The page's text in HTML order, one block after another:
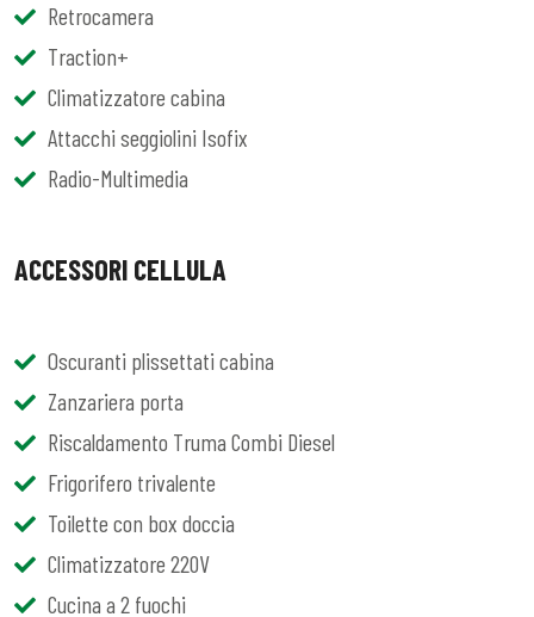
Retrocamera
Traction+
Climatizzatore cabina
Attacchi seggiolini Isofix
Radio-Multimedia
ACCESSORI CELLULA
Oscuranti plissettati cabina
Zanzariera porta
Riscaldamento Truma Combi Diesel
Frigorifero trivalente
Toilette con box doccia
Climatizzatore 220V
Cucina a 2 fuochi